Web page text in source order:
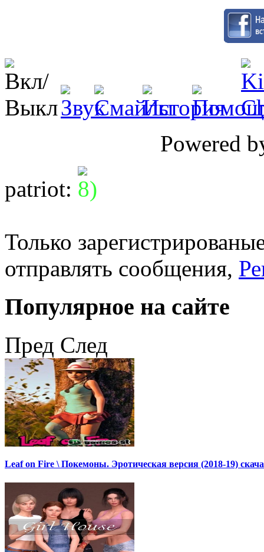
Powered
patriot:
Только
отправлять сообщения,
Популярное на сайте
Пред След
Leaf on Fire \ Покемоны. Эротическая версия (2018-19)